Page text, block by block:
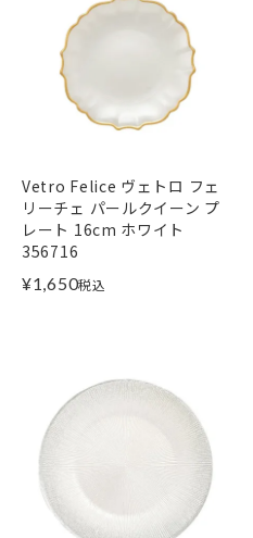
Vetro Felice ヴェトロ フェ
リーチェ パールクイーン プ
レート 16cm ホワイト
356716
¥1,650税込